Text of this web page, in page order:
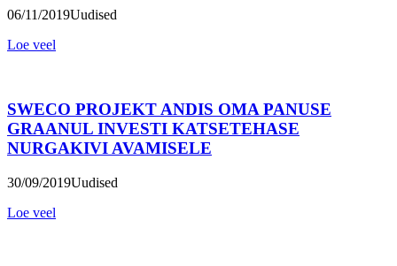
06/11/2019Uudised
Loe veel
SWECO PROJEKT ANDIS OMA PANUSE
GRAANUL INVESTI KATSETEHASE
NURGAKIVI AVAMISELE
30/09/2019Uudised
Loe veel